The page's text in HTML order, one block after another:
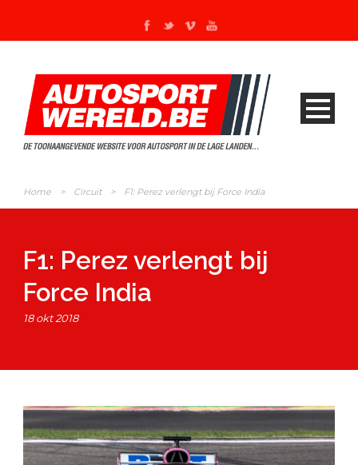
Home > Circuit > F1: Perez verlengt bij Force India
F1: Perez verlengt bij
Force India
18 okt 2018